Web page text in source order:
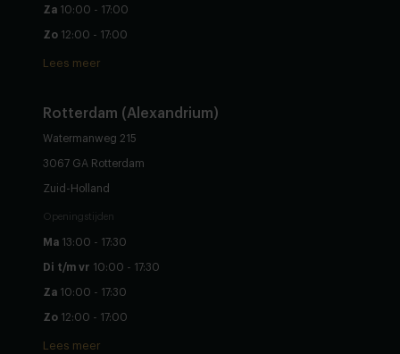
Za 10:00 - 17:00
Zo 12:00 - 17:00
Lees meer
Rotterdam (Alexandrium)
Watermanweg 215
3067 GA Rotterdam
Zuid-Holland
Openingstijden
Ma 13:00 - 17:30
Di t/m vr 10:00 - 17:30
Za 10:00 - 17:30
Zo 12:00 - 17:00
Lees meer